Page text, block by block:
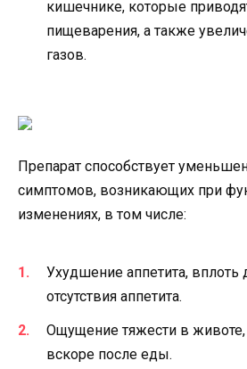
кишечнике, которые
пищеварения, а также
газов.
Препарат способствует
симптомов, возникающих при
изменениях, в том числе:
Ухудшение аппетита, вплоть
отсутствия аппетита.
Ощущение тяжести в
вскоре после еды.